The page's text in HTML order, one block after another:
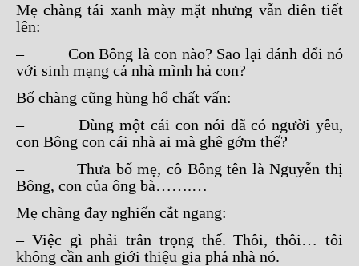
Mẹ chàng tái xanh mày mặt nhưng vẫn điên tiết
lên:
– Con Bông là con nào? Sao lại đánh đổi nó
với sinh mạng cả nhà mình hả con?
Bố chàng cũng hùng hổ chất vấn:
– Đùng một cái con nói đã có người yêu,
con Bông con cái nhà ai mà ghê gớm thế?
– Thưa bố mẹ, cô Bông tên là Nguyễn thị
Bông, con của ông bà…….…
Mẹ chàng đay nghiến cắt ngang:
– Việc gì phải trân trọng thế. Thôi, thôi… tôi
không cần anh giới thiệu gia phả nhà nó.